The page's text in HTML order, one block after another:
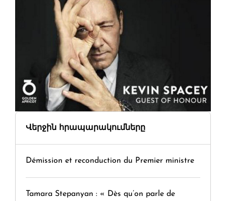
Վերջին հրապարակումները
Démission et reconduction du Premier ministre
Tamara Stepanyan : « Dès qu’on parle de